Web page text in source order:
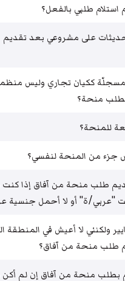
طلبي بالفعل؟
على مشروعي بعد تقديم
ككيان تجاري وليس
منحة؟
للمنحة؟
من المنحة لنفسي؟
طلب منحة من آفاق إذا
"عربي/ة" أو لا أحمل جنسية
ولكنني لا أعيش في المنطقة
طلب منحة من آفاق؟
بطلب منحة من آفاق إن لم